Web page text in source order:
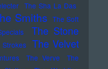
The Sha La Das
Smiths The Soft
The Stone
Strokes
The Velvet
The Verve
The